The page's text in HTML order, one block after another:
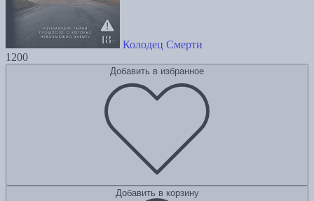
Колодец Смерти
1200
Добавить в избранное
Добавить в корзину